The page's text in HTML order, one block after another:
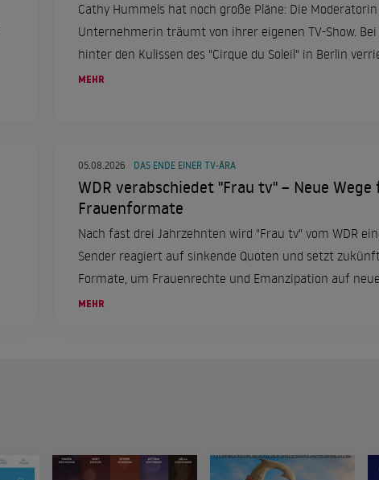
Cathy Hummels hat noch große Pläne: Die
Unternehmerin träumt von ihrer eigenen TV-Show.
hinter den Kulissen des "Cirque du Soleil" in Berlin
Ambitionen und sprach über ihre Erfahrungen bei "Die
MEHR
05.08.2026 DAS ENDE EINER TV-ÄRA
WDR verabschiedet "Frau tv" – Neue Wege
Frauenformate
Nach fast drei Jahrzehnten wird "Frau tv" vom WDR
Sender reagiert auf sinkende Quoten und setzt
Formate, um Frauenrechte und Emanzipation auf
thematisieren.
MEHR